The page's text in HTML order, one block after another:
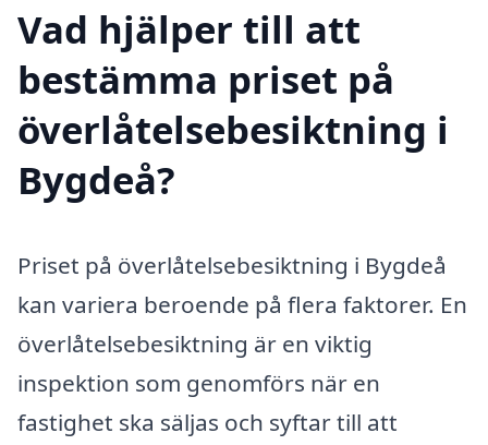
Vad hjälper till att
bestämma priset på
överlåtelsebesiktning i
Bygdeå?
Priset på överlåtelsebesiktning i Bygdeå
kan variera beroende på flera faktorer. En
överlåtelsebesiktning är en viktig
inspektion som genomförs när en
fastighet ska säljas och syftar till att